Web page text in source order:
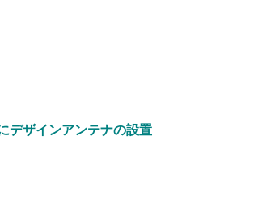
デザインアンテナの設置